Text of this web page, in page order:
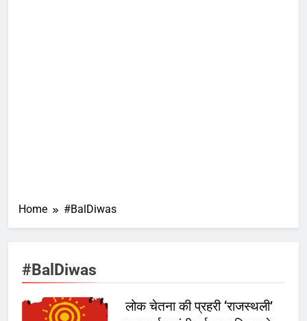
Home #BalDiwas
#BalDiwas
लोक चेतना की प्रहरी ‘राजस्थली’